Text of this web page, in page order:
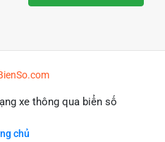
xe thông qua biển số
chủ